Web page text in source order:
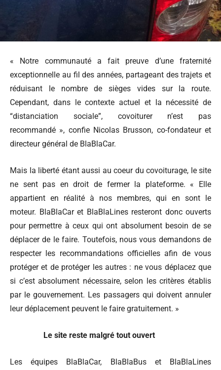
« Notre communauté a fait preuve d’une fraternité
exceptionnelle au fil des années, partageant des trajets et
réduisant le nombre de sièges vides sur la route.
Cependant, dans le contexte actuel et la nécessité de
“distanciation sociale”, covoiturer n’est pas
recommandé », confie Nicolas Brusson, co-fondateur et
directeur général de BlaBlaCar.
Mais la liberté étant aussi au coeur du covoiturage, le site
ne sent pas en droit de fermer la plateforme. « Elle
appartient en réalité à nos membres, qui en sont le
moteur. BlaBlaCar et BlaBlaLines resteront donc ouverts
pour permettre à ceux qui ont absolument besoin de se
déplacer de le faire. Toutefois, nous vous demandons de
respecter les recommandations officielles afin de vous
protéger et de protéger les autres : ne vous déplacez que
si c’est absolument nécessaire, selon les critères établis
par le gouvernement. Les passagers qui doivent annuler
leur déplacement peuvent le faire gratuitement. »
Le site reste malgré tout ouvert
Les équipes BlaBlaCar, BlaBlaBus et BlaBlaLines